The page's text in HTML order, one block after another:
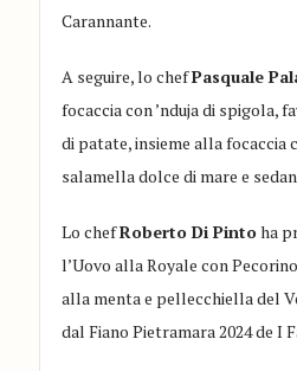
Carannante.
A seguire, lo chefPasquale
focaccia con ’nduja di spigola,
di patate, insieme alla focaccia
salamella dolce di mare e
Lo chefRoberto Di Pintoha
l’Uovo alla Royale con
alla menta e pellecchiella del
dal Fiano Pietramara 2024 deI